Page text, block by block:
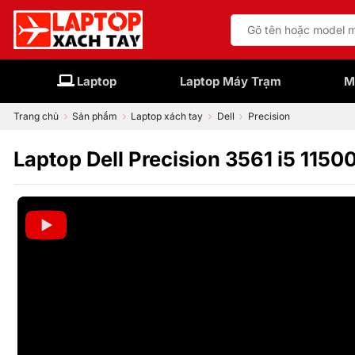
Bỏ
qua
nội
dung
Tìm
kiếm:
Laptop Laptop Máy Trạm
Trang chủ Sản phẩm Laptop xách tay Dell Precision
Laptop Dell Precision 3561 i5